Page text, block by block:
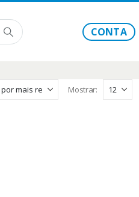
CONTA
Mostrar: